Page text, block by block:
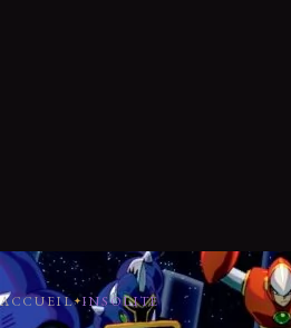
ACCUEIL INSOLITE